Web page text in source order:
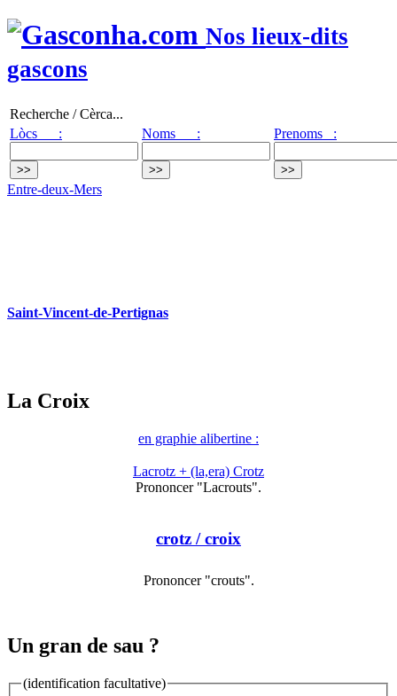
Nos lieux-dits
gascons
Recherche / Cèrca...
Lòcs :
Noms : Prenoms :
Entre-deux-Mers
Saint-Vincent-de-Pertignas
La Croix
en graphie alibertine :
Lacrotz + (la,era) Crotz
Prononcer "Lacrouts".
crotz / croix
Prononcer "crouts".
Un gran de sau ?
(identification facultative)